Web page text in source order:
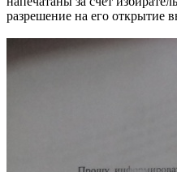
разрешение на его открытие